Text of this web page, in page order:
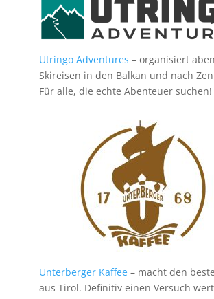
Utringo Adventures – organisiert
Skireisen in den Balkan und nach
Für alle, die echte Abenteuer suchen!
Unterberger Kaffee– macht den
aus Tirol. Definitiv einen Versuch